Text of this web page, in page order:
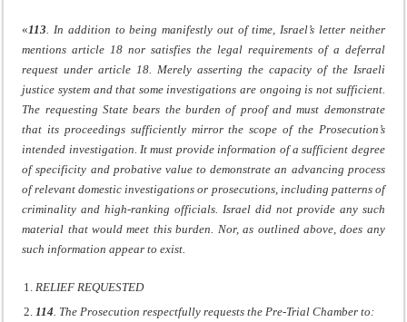
«113. In addition to being manifestly out of time, Israel’s letter neither
mentions article 18 nor satisfies the legal requirements of a deferral
request under article 18. Merely asserting the capacity of the Israeli
justice system and that some investigations are ongoing is not sufficient.
The requesting State bears the burden of proof and must demonstrate
that its proceedings sufficiently mirror the scope of the Prosecution’s
intended investigation. It must provide information of a sufficient degree
of specificity and probative value to demonstrate an advancing process
of relevant domestic investigations or prosecutions, including patterns of
criminality and high-ranking officials. Israel did not provide any such
material that would meet this burden. Nor, as outlined above, does any
such information appear to exist.
RELIEF REQUESTED
114. The Prosecution respectfully requests the Pre-Trial Chamber to: